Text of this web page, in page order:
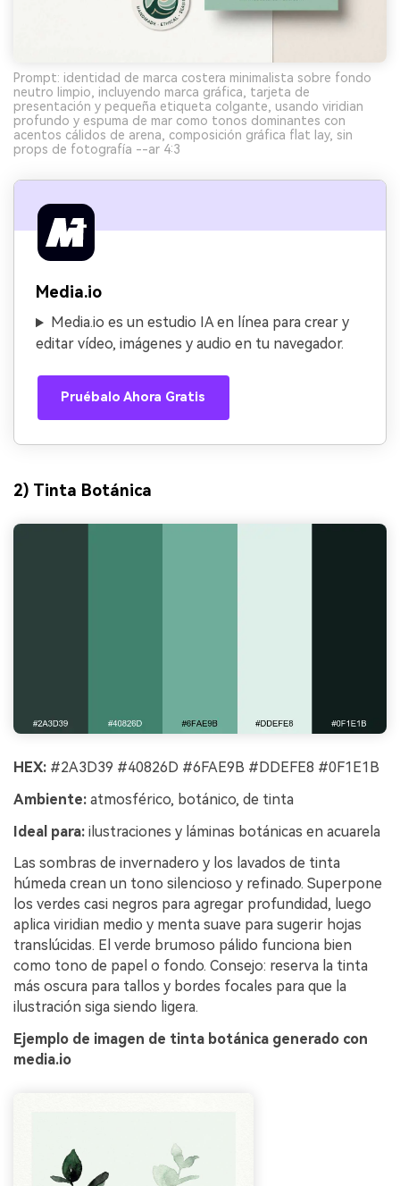
Prompt: identidad de marca costera minimalista sobre fondo
neutro limpio, incluyendo marca gráfica, tarjeta de
presentación y pequeña etiqueta colgante, usando viridian
profundo y espuma de mar como tonos dominantes con
acentos cálidos de arena, composición gráfica flat lay, sin
props de fotografía --ar 4:3
Media.io
Media.io es un estudio IA en línea para crear y
editar vídeo, imágenes y audio en tu navegador.
Pruébalo Ahora Gratis
2) Tinta Botánica
HEX: #2A3D39 #40826D #6FAE9B #DDEFE8 #0F1E1B
Ambiente: atmosférico, botánico, de tinta
Ideal para: ilustraciones y láminas botánicas en acuarela
Las sombras de invernadero y los lavados de tinta
húmeda crean un tono silencioso y refinado. Superpone
los verdes casi negros para agregar profundidad, luego
aplica viridian medio y menta suave para sugerir hojas
translúcidas. El verde brumoso pálido funciona bien
como tono de papel o fondo. Consejo: reserva la tinta
más oscura para tallos y bordes focales para que la
ilustración siga siendo ligera.
Ejemplo de imagen de tinta botánica generado con
media.io